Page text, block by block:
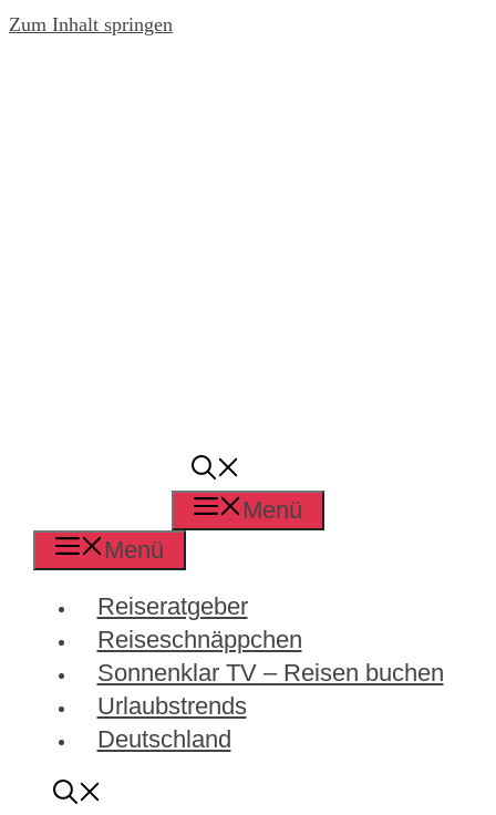
Zum Inhalt springen
Menü
Menü
Reiseratgeber
Reiseschnäppchen
Sonnenklar TV – Reisen buchen
Urlaubstrends
Deutschland